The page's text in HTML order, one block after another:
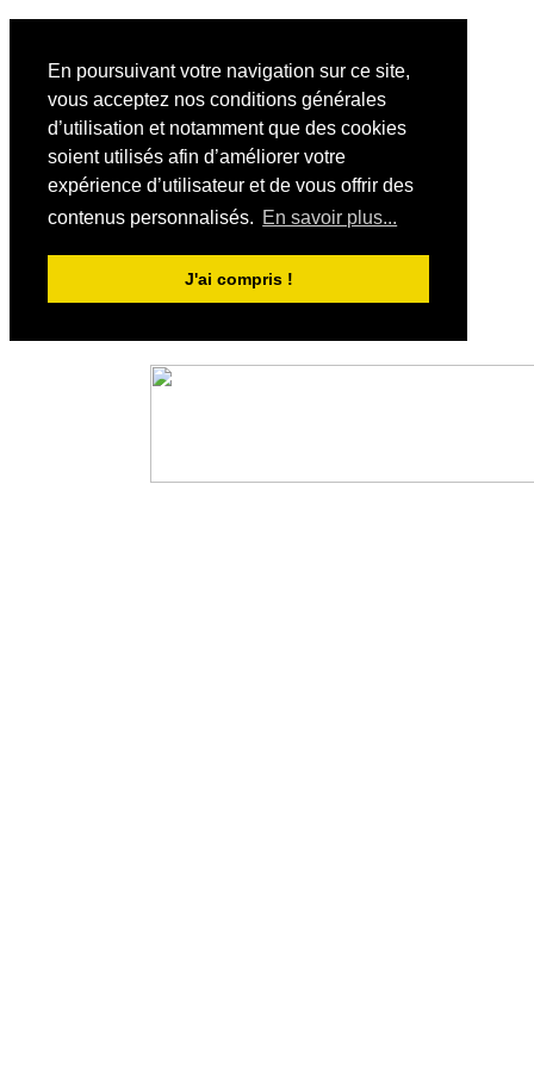
En poursuivant votre navigation sur ce site,
vous acceptez nos conditions générales
d’utilisation et notamment que des cookies
soient utilisés afin d’améliorer votre
expérience d’utilisateur et de vous offrir des
contenus personnalisés. En savoir plus...
J'ai compris !